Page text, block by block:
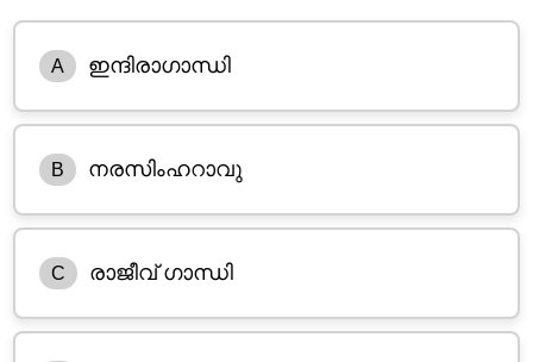
A ഇന്ദിരാഗാന്ധി
B നരസിംഹറാവു
C രാജീവ് ഗാന്ധി